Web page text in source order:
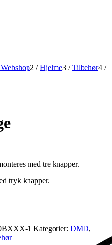
2 / Hjelme3 / Tilbehør4 /
med tre knapper.
tryk knapper.
1 Kategorier: DMD,